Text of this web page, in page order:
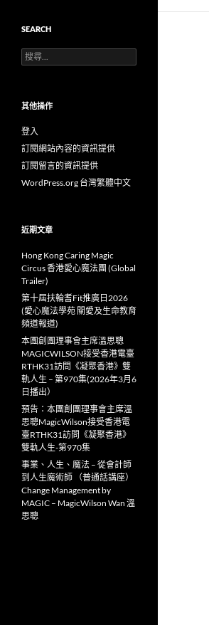
及
動
(按
SEARCH
搜
尋
字:
其他操作
登入
訂閱網站內容的資訊提供
訂閱留言的資訊提供
WordPress.org 台灣繁體中文
近期文章
Hong Kong Caring Magic
Circus 香港愛心魔法團 (Global
Trailer)
第十屆扶輪耆Fit推廣日2026
(愛心魔法學苑 關愛及生命教育
頻道報道)
本團創團理事會主席溫思聰
MAGICWILSON接受香港電臺
RTHK31訪問《凝聚香港》雙
軌人生 – 第970集(2026年3月6
日播出）
預告：本團創團理事會主席溫
思聰MagicWilson接受香港電
臺RTHK31訪問《凝聚香港》
雙軌人生-第970集
事業、人生、魔法 – 從會計師
到人生魔術師 （普通話講座）
Change Management by
MAGIC – MagicWilson Wan 溫
思聰